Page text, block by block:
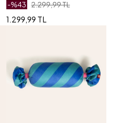
-%43 2.299,99 TL
1.299,99 TL